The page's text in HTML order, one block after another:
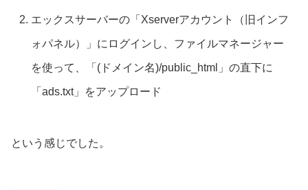
エックスサーバーの「Xserverアカウント（旧インフ
ォパネル）」にログインし、ファイルマネージャー
を使って、「(ドメイン名)/public_html」の直下に
「ads.txt」をアップロード
という感じでした。